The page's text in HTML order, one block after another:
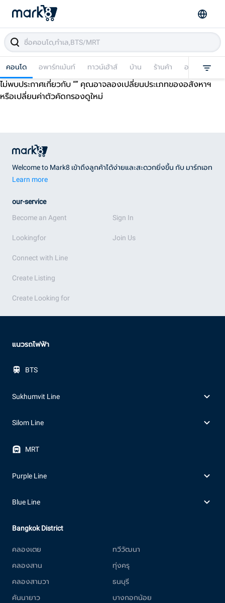
คอนโด อพาร์ทเม้นท์ ทาวน์เฮ้าส์ บ้าน ร้านค้า อาคารพาณิช
ไม่พบประกาศเกี่ยวกับ “” คุณอาจลองเปลี่ยนประเภทของอสังหาฯ
หรือเปลี่ยนค่าตัวคัดกรองดูใหม่
Welcome to Mark8 เข้าถึงลูกค้าได้ง่ายและสะดวกยิ่งขึ้น กับ มาร์กเอท
Learn more
our-service
Become an Agent
Lookingfor
Connect with Line
Create Listing
Create Looking for
Sign In
Join Us
แนวรถไฟฟ้า
BTS
Sukhumvit Line
Silom Line
MRT
Purple Line
Blue Line
Bangkok District
คลองเตย
คลองสาน
คลองสามวา
คันนายาว
ทวีวัฒนา
ทุ่งครุ
ธนบุรี
บางกอกน้อย